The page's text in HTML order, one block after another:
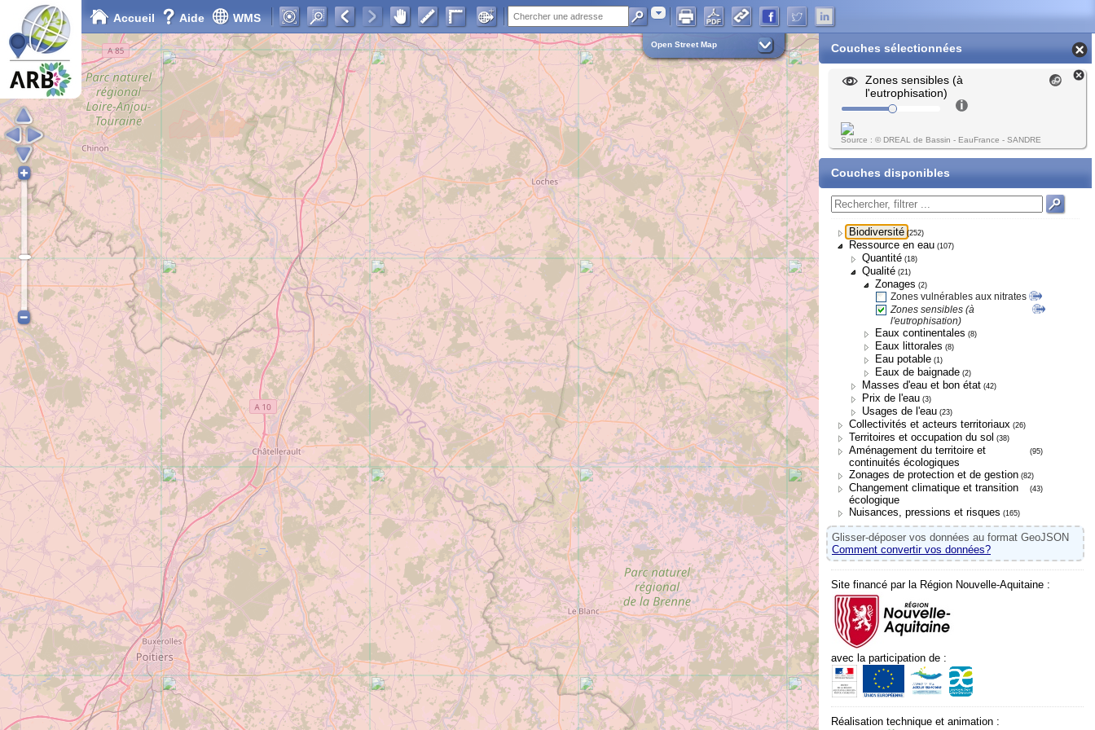
Accueil Aide WMS Adresse
Open Street Map Couches sélectionnées
Zones sensibles (à
l'eutrophisation)
Source : © DREAL de Bassin - EauFrance - SANDRE
Couches disponibles
Biodiversité (252)
Ressource en eau (107)
Quantité (18)
Qualité (21)
Zonages (2)
Zones vulnérables aux nitrates
Zones sensibles (à
l'eutrophisation)
Eaux continentales (8)
Eaux littorales (8)
Eau potable (1)
Eaux de baignade (2)
Masses d'eau et bon état (42)
Prix de l'eau (3)
Usages de l'eau (23)
Collectivités et acteurs territoriaux (26)
Territoires et occupation du sol (38)
Aménagement du territoire et
continuités écologiques
(95)
Zonages de protection et de gestion (82)
Changement climatique et transition
écologique
(43)
Nuisances, pressions et risques (165)
Glisser-déposer vos données au format GeoJSON
Comment convertir vos données?
Site financé par la Région Nouvelle-Aquitaine :
avec la participation de :
Réalisation technique et animation :